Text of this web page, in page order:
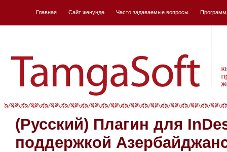
Главная Сайт жѳнүндѳ Часто задаваемые вопросы
(Русский) Плагин для
поддержкой